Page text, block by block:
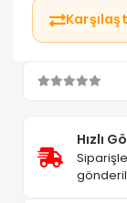
Hızlı